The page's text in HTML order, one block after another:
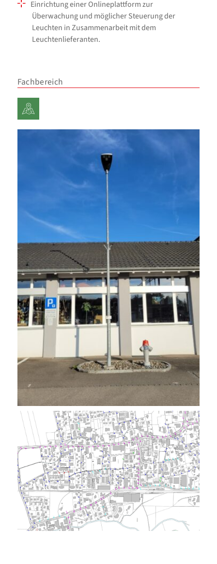
Einrichtung einer Onlineplattform zur
Überwachung und möglicher Steuerung der
Leuchten in Zusammenarbeit mit dem
Leuchtenlieferanten.
Fachbereich
Planung